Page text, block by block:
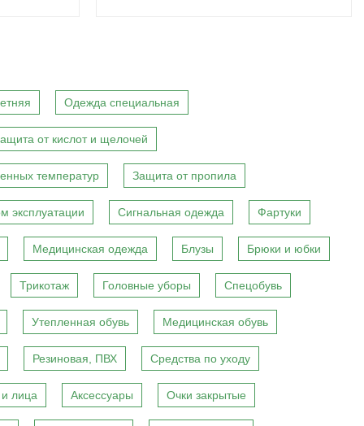
Одежда специальная
от кислот и щелочей
температур Защита от пропила
эксплуатации Сигнальная одежда Фартуки
Медицинская одежда Блузы Брюки и юбки
Трикотаж Головные уборы Спецобувь
Утепленная обувь Медицинская обувь
Резиновая, ПВХ Средства по уходу
лица Аксессуары Очки закрытые